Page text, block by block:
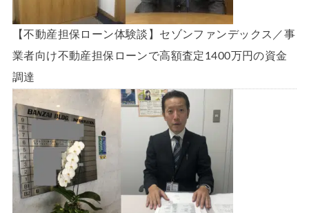
【不動産担保ローン体験談】セゾンファンデックス／事
業者向け不動産担保ローンで高額査定1400万円の資金
調達